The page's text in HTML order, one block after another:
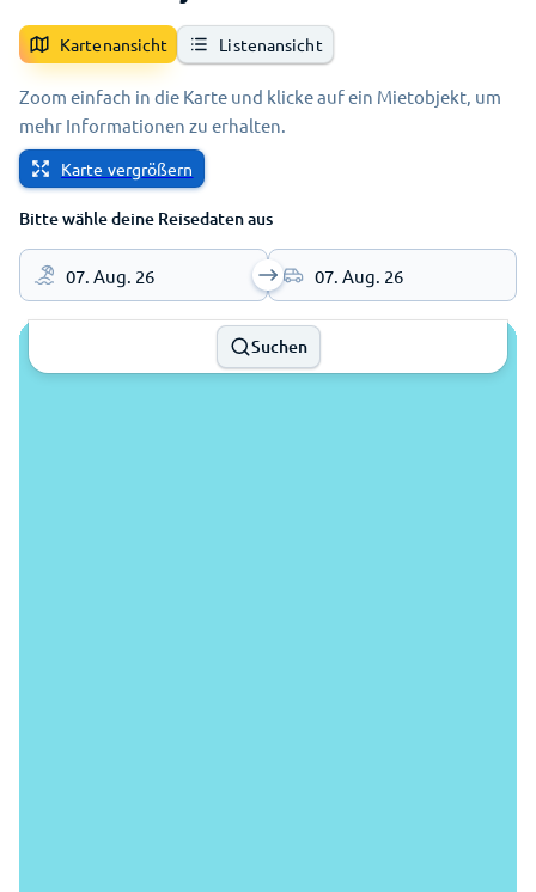
Kartenansicht Listenansicht
Zoom einfach in die Karte und klicke auf ein Mietobjekt, um
mehr Informationen zu erhalten.
Karte vergrößern
Bitte wähle deine Reisedaten aus
07. Aug. 26 07. Aug. 26
Suchen